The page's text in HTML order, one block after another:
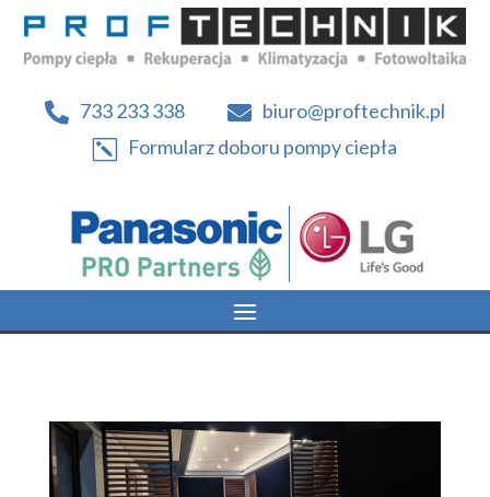
 733 233 338  biuro@proftechnik.pl
k
Formularz doboru pompy ciepła